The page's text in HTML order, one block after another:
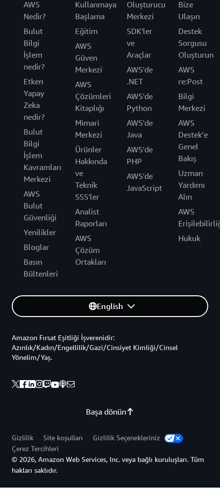
AWS
Nedir?
Bulut
Bilgi
İşlem
nedir?
Etken
Yapay
Zeka
nedir?
Bulut
Bilgi
İşlem
Kavramları
Merkezi
AWS
Bulut
Güvenliği
Yenilikler
Bloglar
Basın
Bültenleri
Kullanmaya
Başlama
Eğitim
AWS
Güven
Merkezi
AWS
Çözümleri
Kitaplığı
Mimari
Merkezi
Ürünler
Hakkında
ve
Teknik
SSS'ler
Analist
Raporları
AWS
Çözüm
Ortakları
Oluşturucu
Merkezi
SDK'ler
ve
Araçlar
AWS'de
.NET
AWS'de
Python
AWS'de
Java
AWS'de
PHP
AWS'de
JavaScript
Bize
Ulaşın
Destek
Sorgusu
Oluşturun
AWS
re:Post
Bilgi
Merkezi
AWS
Destek’e
Genel
Bakış
Uzman
Yardımı
Alın
AWS
Hukuk
English
Başa dönün
Amazon Fırsat Eşitliği İşverenidir:
Azınlık/Kadın/Engellilik/Gazi/Cinsiyet Kimliği/Cinsel
Yönelim/Yaş.
Gizlilik Site koşulları
Gizlilik Seçenekleriniz
Çerez Tercihleri
© 2026, Amazon Web Services, Inc. veya bağlı kuruluşları. Tüm
hakları saklıdır.